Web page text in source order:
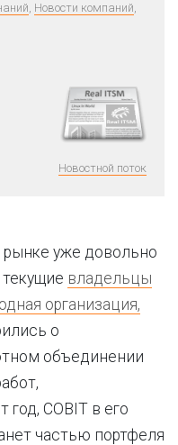
, Новости компаний,
Новостной поток
рынке уже довольно
владельцы
организация,
о
объединении
год, COBIT в его
частью портфеля